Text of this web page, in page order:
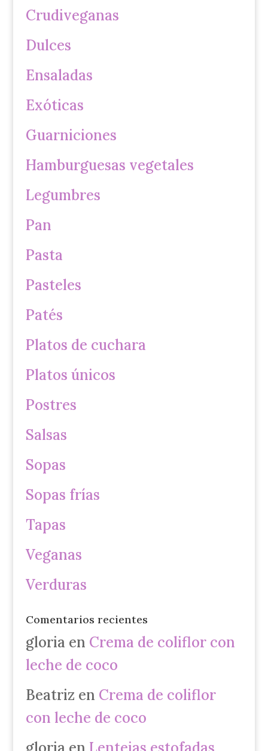
Crudiveganas
Dulces
Ensaladas
Exóticas
Guarniciones
Hamburguesas vegetales
Legumbres
Pan
Pasta
Pasteles
Patés
Platos de cuchara
Platos únicos
Postres
Salsas
Sopas
Sopas frías
Tapas
Veganas
Verduras
Comentarios recientes
gloria en Crema de coliflor con
leche de coco
Beatriz en Crema de coliflor
con leche de coco